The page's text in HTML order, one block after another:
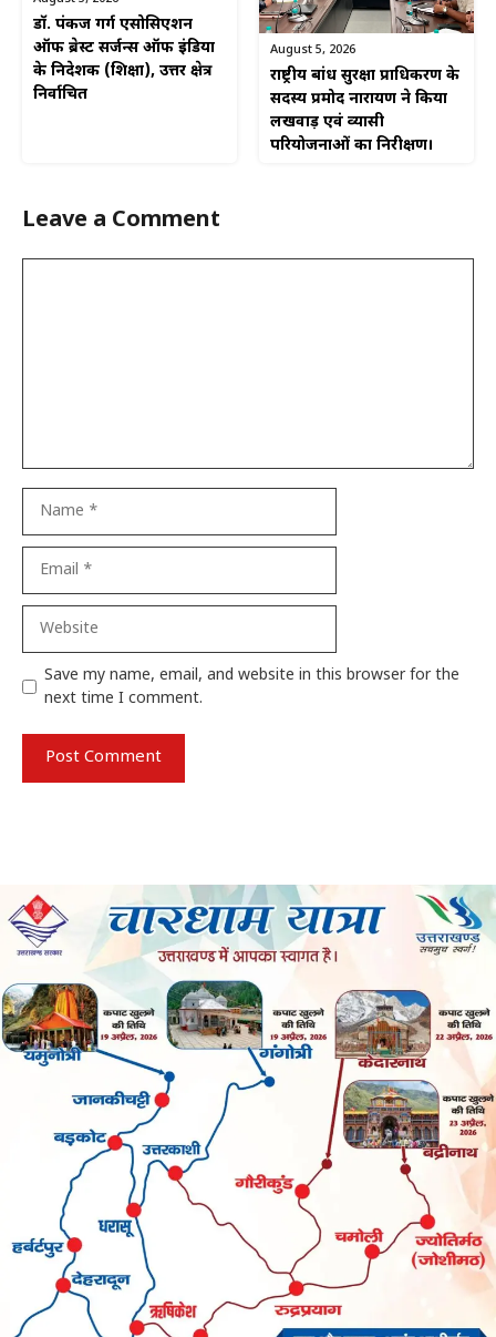
डॉ. पंकज गर्ग एसोसिएशन
ऑफ ब्रेस्ट सर्जन्स ऑफ इंडिया
के निदेशक (शिक्षा), उत्तर क्षेत्र
निर्वाचित
August 5, 2026
राष्ट्रीय बांध सुरक्षा प्राधिकरण के
सदस्य प्रमोद नारायण ने किया
लखवाड़ एवं व्यासी
परियोजनाओं का निरीक्षण।
Leave a Comment
Save my name, email, and website in this browser for the
next time I comment.